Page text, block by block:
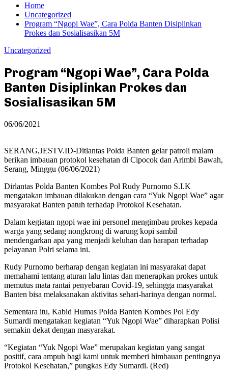
Home
Uncategorized
Program “Ngopi Wae”, Cara Polda Banten Disiplinkan
Prokes dan Sosialisasikan 5M
Uncategorized
Program “Ngopi Wae”, Cara Polda
Banten Disiplinkan Prokes dan
Sosialisasikan 5M
06/06/2021
SERANG,JESTV.ID-Ditlantas Polda Banten gelar patroli malam
berikan imbauan protokol kesehatan di Cipocok dan Arimbi Bawah,
Serang, Minggu (06/06/2021)
Dirlantas Polda Banten Kombes Pol Rudy Purnomo S.I.K
mengatakan imbauan dilakukan dengan cara “Yuk Ngopi Wae” agar
masyarakat Banten patuh terhadap Protokol Kesehatan.
Dalam kegiatan ngopi wae ini personel mengimbau prokes kepada
warga yang sedang nongkrong di warung kopi sambil
mendengarkan apa yang menjadi keluhan dan harapan terhadap
pelayanan Polri selama ini.
Rudy Purnomo berharap dengan kegiatan ini masyarakat dapat
memahami tentang aturan lalu lintas dan menerapkan prokes untuk
memutus mata rantai penyebaran Covid-19, sehingga masyarakat
Banten bisa melaksanakan aktivitas sehari-harinya dengan normal.
Sementara itu, Kabid Humas Polda Banten Kombes Pol Edy
Sumardi mengatakan kegiatan “Yuk Ngopi Wae” diharapkan Polisi
semakin dekat dengan masyarakat.
“Kegiatan “Yuk Ngopi Wae” merupakan kegiatan yang sangat
positif, cara ampuh bagi kami untuk memberi himbauan pentingnya
Protokol Kesehatan,” pungkas Edy Sumardi. (Red)